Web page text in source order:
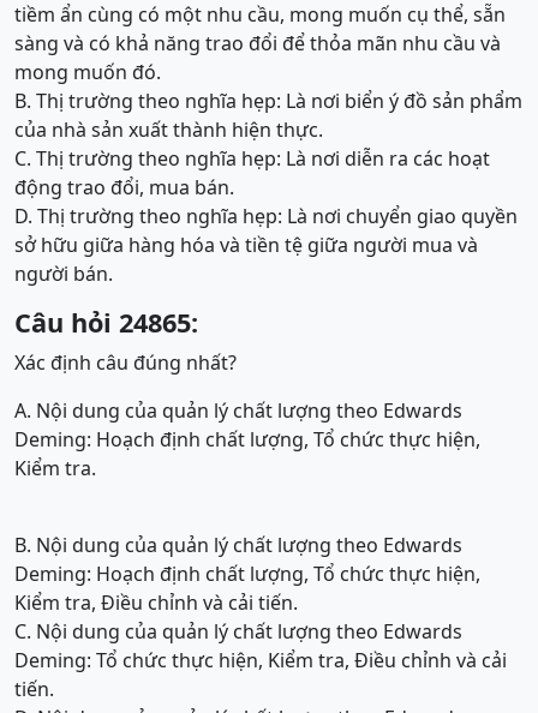
tiềm ẩn cùng có một nhu cầu, mong muốn cụ thể, sẵn
sàng và có khả năng trao đổi để thỏa mãn nhu cầu và
mong muốn đó.
B. Thị trường theo nghĩa hẹp: Là nơi biển ý đồ sản phẩm
của nhà sản xuất thành hiện thực.
C. Thị trường theo nghĩa hẹp: Là nơi diễn ra các hoạt
động trao đổi, mua bán.
D. Thị trường theo nghĩa hẹp: Là nơi chuyển giao quyền
sở hữu giữa hàng hóa và tiền tệ giữa người mua và
người bán.
Câu hỏi 24865:
Xác định câu đúng nhất?
A. Nội dung của quản lý chất lượng theo Edwards
Deming: Hoạch định chất lượng, Tổ chức thực hiện,
Kiểm tra.
B. Nội dung của quản lý chất lượng theo Edwards
Deming: Hoạch định chất lượng, Tổ chức thực hiện,
Kiểm tra, Điều chỉnh và cải tiến.
C. Nội dung của quản lý chất lượng theo Edwards
Deming: Tổ chức thực hiện, Kiểm tra, Điều chỉnh và cải
tiến.